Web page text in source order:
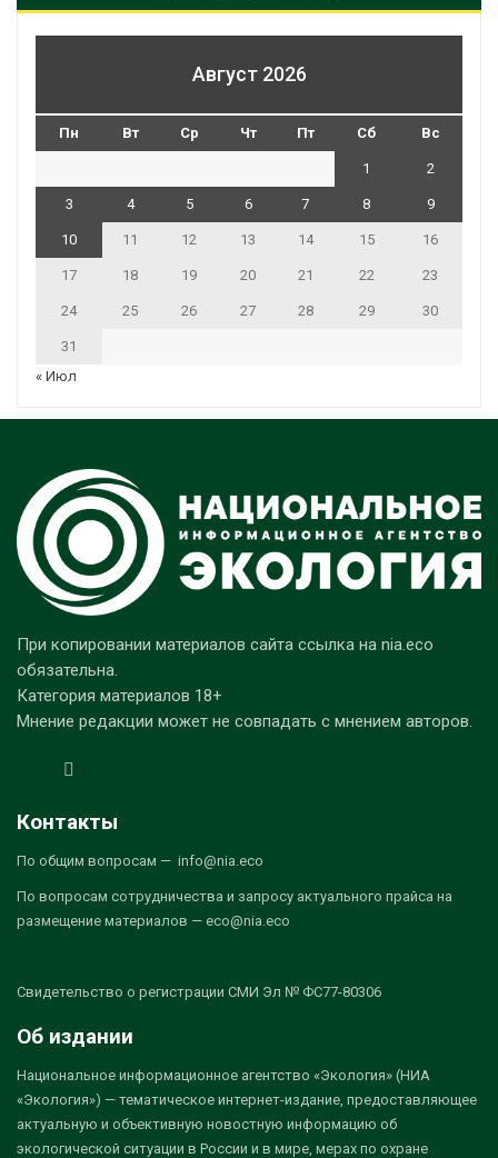
Август 2026
Пн Вт Ср Чт Пт Сб Вс
1 2
3 4 5 6 7 8 9
10 11 12 13 14 15 16
17 18 19 20 21 22 23
24 25 26 27 28 29 30
31
« Июл
При копировании материалов сайта ссылка на nia.eco
обязательна.
Категория материалов 18+
Мнение редакции может не совпадать с мнением авторов.
Контакты
По общим вопросам — info@nia.eco
По вопросам сотрудничества и запросу актуального прайса на
размещение материалов — eco@nia.eco
Свидетельство о регистрации СМИ Эл № ФС77-80306
Об издании
Национальное информационное агентство «Экология» (НИА
«Экология») — тематическое интернет-издание, предоставляющее
актуальную и объективную новостную информацию об
экологической ситуации в России и в мире, мерах по охране